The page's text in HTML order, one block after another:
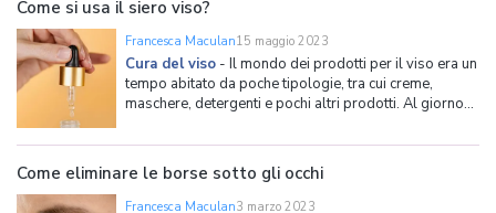
Come si usa il siero viso?
Francesca Maculan15 maggio 2023
Cura del viso - Il mondo dei prodotti per il viso era un
tempo abitato da poche tipologie, tra cui creme,
maschere, detergenti e pochi altri prodotti. Al giorno
cura del viso in modo completo sono aumentati in
modo considerevole. Il nostro scaffale si arricchi
Come eliminare le borse sotto gli occhi
Francesca Maculan3 marzo 2023